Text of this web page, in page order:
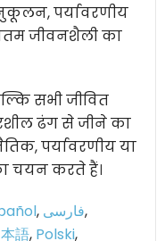
पर्यावरणीय
जीवनशैली का
सभी जीवित
ढंग से जीने का
पर्यावरणीय या
चयन करते हैं।
, فارسی,
語, Polski,